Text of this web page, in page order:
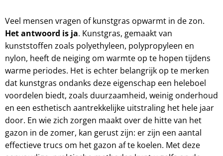
Veel mensen vragen of kunstgras opwarmt in de zon.
Het antwoord is ja. Kunstgras, gemaakt van
kunststoffen zoals polyethyleen, polypropyleen en
nylon, heeft de neiging om warmte op te hopen tijdens
warme periodes. Het is echter belangrijk op te merken
dat kunstgras ondanks deze eigenschap een heleboel
voordelen biedt, zoals duurzaamheid, weinig onderhoud
en een esthetisch aantrekkelijke uitstraling het hele jaar
door. En wie zich zorgen maakt over de hitte van het
gazon in de zomer, kan gerust zijn: er zijn een aantal
effectieve trucs om het gazon af te koelen. Met deze